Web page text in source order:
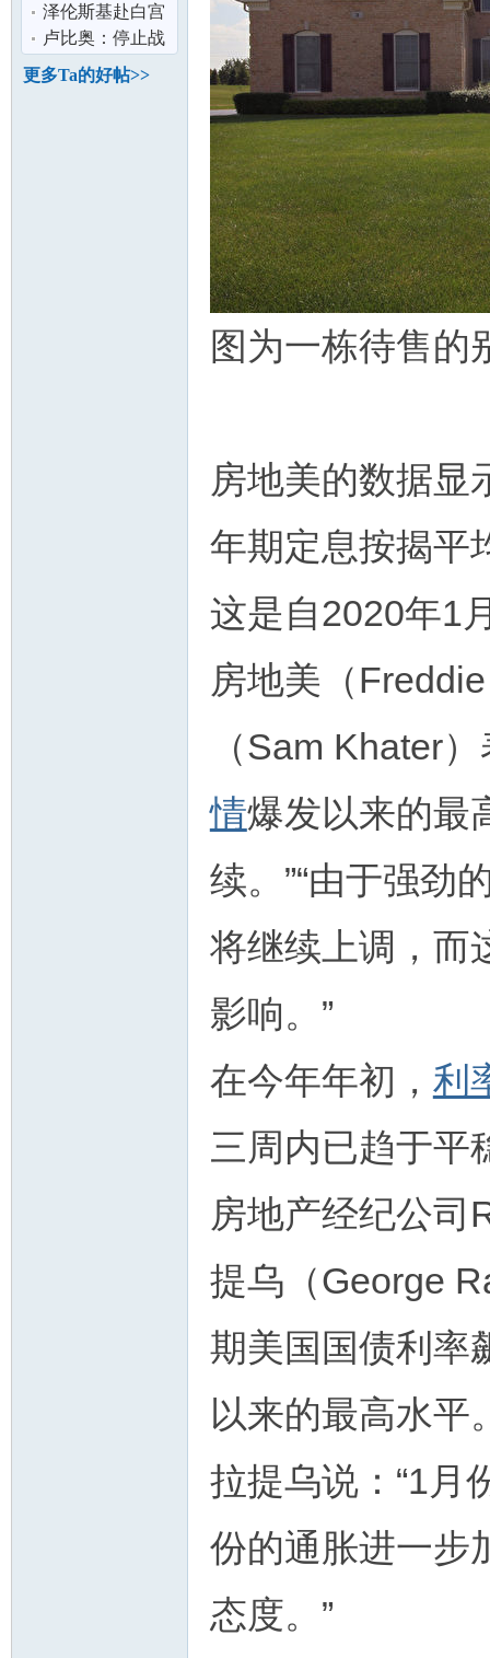
安全保障
友10万卖到缅甸
家属：典型
泽伦斯基赴白宫
会川普 称寻求以
外交结束俄
卢比奥：停止战
争需俄乌双方都
做出让步
更多Ta的好帖>>
图为一栋待售的
房地美的数据显
年期定息按揭平
这是自2020年1
房地美（
（Sam Khater
情爆发以来的最
续。”“由于强劲
将继续上调，而
影响。”
在今年年初， 利
三周内已趋于平
房地产经纪公司
提乌（George
期美国国债利率
以来的最高水平
拉提乌说：“1月
份的通胀进一步
态度。”